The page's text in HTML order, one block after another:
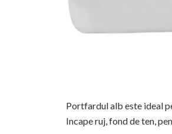
Portfardul alb este ideal
Incape ruj, fond de ten,